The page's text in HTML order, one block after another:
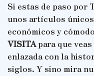
Si estas de paso por
unos artículos
económicos y
VISITApara que
enlazada con la
siglos. Y sino mira